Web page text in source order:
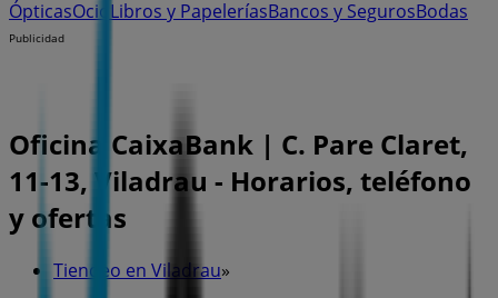
ÓpticasOcio Libros y PapeleríasBancos y SegurosBodas
Publicidad
Oficina CaixaBank | C. Pare Claret,
11-13, Viladrau - Horarios, teléfono
y ofertas
Tiendeo en Viladrau»